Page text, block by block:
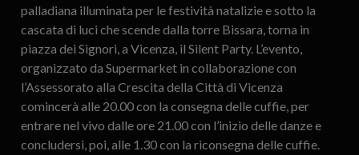
palladiana illuminata per le festività natalizie e sotto la
cascata di luci che scende dalla torre Bissara, torna in
piazza dei Signori, a Vicenza, il Silent Party. L’evento,
organizzato da Supermarket in collaborazione con
l’Assessorato alla Crescita della Città di Vicenza
comincerà alle 20.00 con la consegna delle cuffie, per
entrare nel vivo dalle ore 21.00 con l’inizio delle danze e
concludersi, poi, alle 1.30 con la riconsegna delle cuffie.